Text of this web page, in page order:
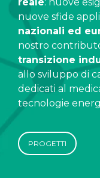
nuove sfide
nazionali ed
nostro
transizione
allo sviluppo di
dedicati al
tecnologie
PROGETTI